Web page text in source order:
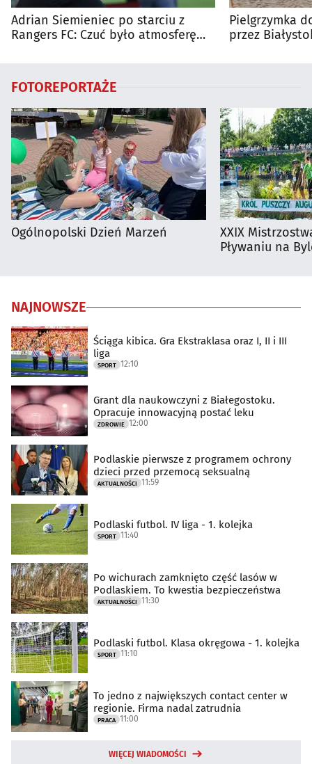
Adrian Siemieniec po starciu z
Rangers FC: Czuć było atmosferę
Pielgrzymka
przez
FOTOREPORTAŻE
Ogólnopolski Dzień Marzeń
XXIX
Pływaniu na
NAJNOWSZE
Ściąga kibica. Gra Ekstraklasa oraz I, II i III
liga
SPORT 12:10
Grant dla naukowczyni z Białegostoku.
Opracuje innowacyjną postać leku
ZDROWIE 12:00
Podlaskie pierwsze z programem ochrony
dzieci przed przemocą seksualną
AKTUALNOŚCI 11:59
Podlaski futbol. IV liga - 1. kolejka
SPORT 11:40
Po wichurach zamknięto część lasów w
Podlaskiem. To kwestia bezpieczeństwa
AKTUALNOŚCI 11:30
Podlaski futbol. Klasa okręgowa - 1. kolejka
SPORT 11:10
To jedno z największych contact center w
regionie. Firma nadal zatrudnia
PRACA 11:00
WIĘCEJ WIADOMOŚCI